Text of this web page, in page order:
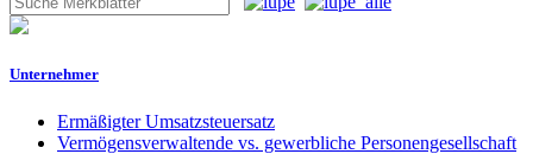
Unternehmer
Ermäßigter Umsatzsteuersatz
Vermögensverwaltende vs. gewerbliche Personengesellschaft